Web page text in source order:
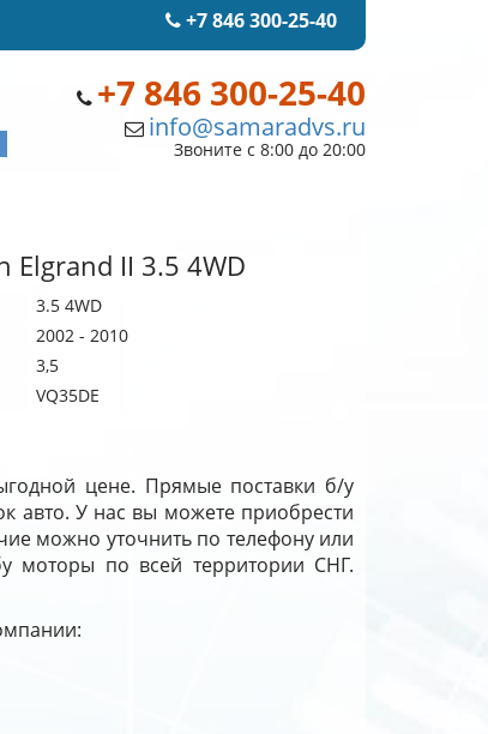
+7 846 300-25-40
+7 846 300-25-40
info@samaradvs.ru
Звоните с 8:00 до 20:00
Elgrand II 3.5 4WD
3.5 4WD
2002 - 2010
3,5
VQ35DE
цене. Прямые поставки б/у
авто. У нас вы можете приобрести
можно уточнить по телефону или
моторы по всей территории СНГ.